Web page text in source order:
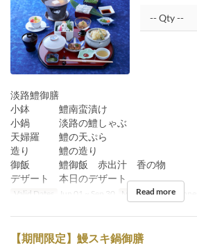
淡路鱧御膳
小鉢 鱧南蛮漬け
小鍋 淡路の鱧しゃぶ
天婦羅 鱧の天ぷら
造り 鱧の造り
御飯 鱧御飯 赤出汁 香の物
デザート 本日のデザート
Valid Dates Jun 01 ~ Sep 30 Meals Lunch, Dinner
Read more
【期間限定】鰻スキ鍋御膳